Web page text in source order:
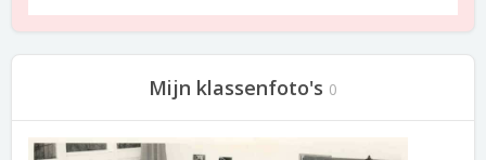
Mijn klassenfoto's 0